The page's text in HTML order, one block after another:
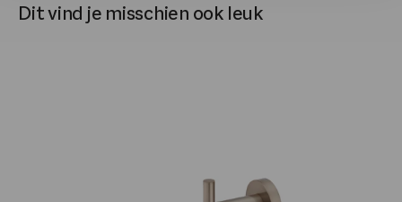
Dit vind je misschien ook leuk